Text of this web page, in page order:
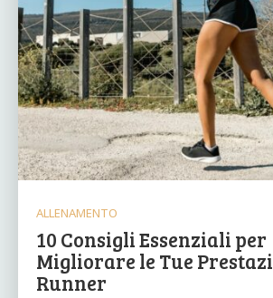
ALLENAMENTO
10 Consigli Essenziali per
Migliorare le Tue
Runner